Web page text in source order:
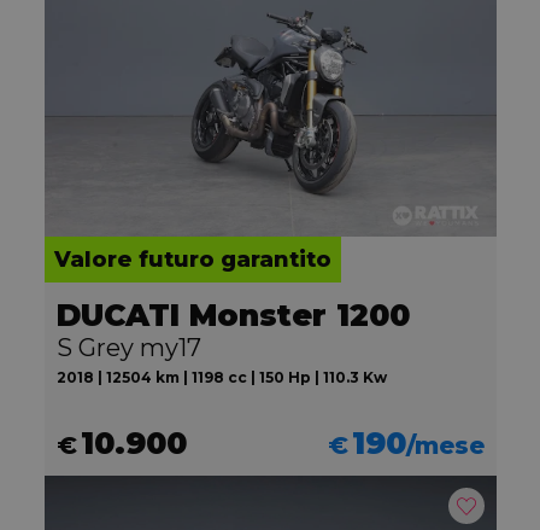
Valore futuro garantito
DUCATI Monster 1200
S Grey my17
2018 | 12504 km | 1198 cc | 150 Hp | 110.3 Kw
€10.900 €190/mese